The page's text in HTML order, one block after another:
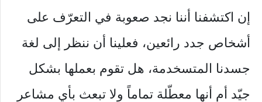
إن اكتشفنا أننا نجد صعوبة في التعرّف على
أشخاص جدد رائعين، فعلينا أن ننظر إلى لغة
جسدنا المتسخدمة، هل تقوم بعملها بشكل
جيّد أم أنها معطّلة تماماً ولا تبعث بأي مشاعر